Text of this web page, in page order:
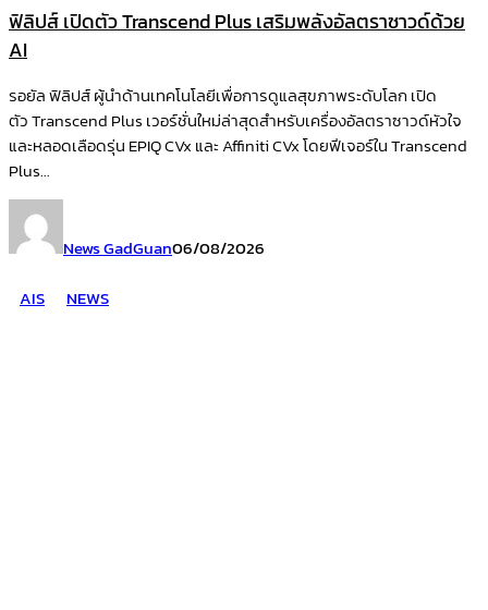
ฟิลิปส์ เปิดตัว Transcend Plus เสริมพลังอัลตราซาวด์ด้วย
AI
รอยัล ฟิลิปส์ ผู้นำด้านเทคโนโลยีเพื่อการดูแลสุขภาพระดับโลก เปิด
ตัว Transcend Plus เวอร์ชั่นใหม่ล่าสุดสำหรับเครื่องอัลตราซาวด์หัวใจ
และหลอดเลือดรุ่น EPIQ CVx และ Affiniti CVx โดยฟีเจอร์ใน Transcend
Plus...
News GadGuan06/08/2026
AIS
NEWS